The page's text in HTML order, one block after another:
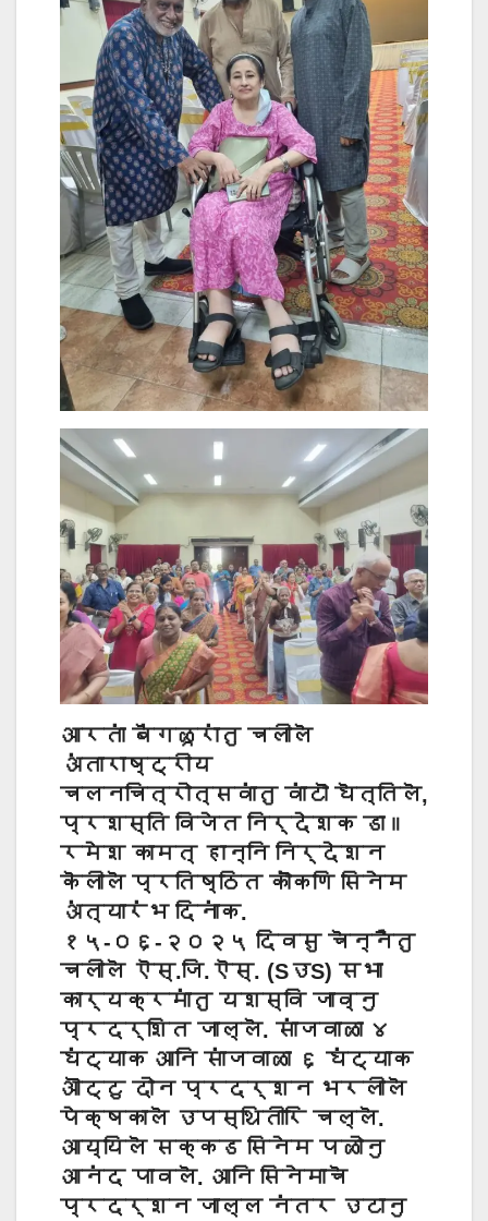
आरतां बॆंगळूरांतु चलीलॆ
अंताराष्ट्रीय
चलनचित्रोत्सवांतु वांटॊ घॆत्तिलॆ,
प्रशस्ति विजेत निर्देशक डा॥
रमेश कामत् हान्नि निर्देशन
कॆलीलॆ प्रतिष्ठित कॊंकणि सिनेम
अंत्यारंभ दिनांक.
१५-०६-२०२५ दिवसु चॆन्नैंतु
चलीलॆ ऎस्.जि.ऎस्. (SउS) सभा
कार्यक्रमांतु यशस्वि जाव्नु
प्रदर्शित जाल्लॆ. सांजवाळा ४
घंट्याक आनि सांजवाळा ६ घंट्याक
ऒट्टु दोन प्रदर्शन भरलीलॆ
पेक्षकालॆ उपस्थितीरि चल्लॆ.
आय्यिलॆ सक्कड सिनेम पळोनु
आनंद पावलॆ. आनि सिनेमाचॆ
प्रदर्शन जाल्ल नंतर उटानु